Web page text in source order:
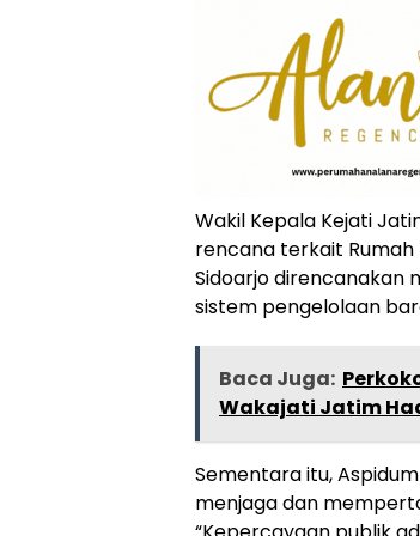
Wakil Kepala Kejati
rencana terkait Rumah
Sidoarjo direncanakan
sistem pengelolaan
Baca Juga:
Wakajati Jatim
Sementara itu,
menjaga dan